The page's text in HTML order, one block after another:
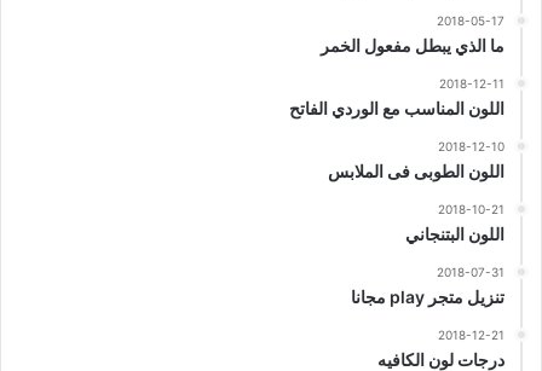
2018-05-17
ما الذي يبطل مفعول الخمر
2018-12-11
اللون المناسب مع الوردي الفاتح
2018-12-10
اللون الطوبى فى الملابس
2018-10-21
اللون البتنجاني
2018-07-31
تنزيل متجر play مجانا
2018-12-21
درجات لون الكافيه